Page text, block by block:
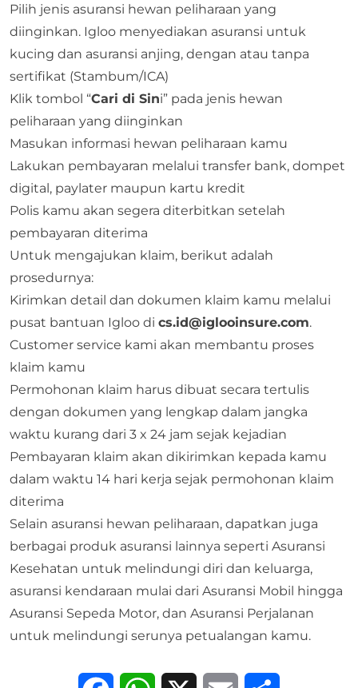
Pilih jenis asuransi hewan peliharaan yang
diinginkan. Igloo menyediakan asuransi untuk
kucing dan asuransi anjing, dengan atau tanpa
sertifikat (Stambum/ICA)
Klik tombol “Cari di Sini” pada jenis hewan
peliharaan yang diinginkan
Masukan informasi hewan peliharaan kamu
Lakukan pembayaran melalui transfer bank, dompet
digital, paylater maupun kartu kredit
Polis kamu akan segera diterbitkan setelah
pembayaran diterima
Untuk mengajukan klaim, berikut adalah
prosedurnya:
Kirimkan detail dan dokumen klaim kamu melalui
pusat bantuan Igloo di cs.id@iglooinsure.com.
Customer service kami akan membantu proses
klaim kamu
Permohonan klaim harus dibuat secara tertulis
dengan dokumen yang lengkap dalam jangka
waktu kurang dari 3 x 24 jam sejak kejadian
Pembayaran klaim akan dikirimkan kepada kamu
dalam waktu 14 hari kerja sejak permohonan klaim
diterima
Selain asuransi hewan peliharaan, dapatkan juga
berbagai produk asuransi lainnya seperti Asuransi
Kesehatan untuk melindungi diri dan keluarga,
asuransi kendaraan mulai dari Asuransi Mobil hingga
Asuransi Sepeda Motor, dan Asuransi Perjalanan
untuk melindungi serunya petualangan kamu.